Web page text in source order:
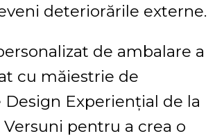
deteriorările externe.
de ambalare a
cu măiestrie de
Experiențial de la
Versuni pentru a crea o